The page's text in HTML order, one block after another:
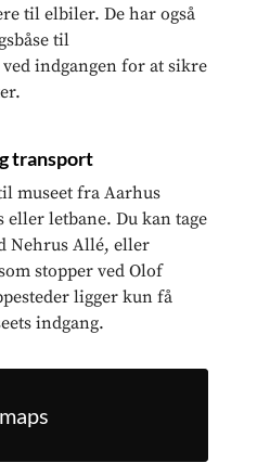
til elbiler. De har også
til
indgangen for at sikre
transport
museet fra Aarhus
eller letbane. Du kan tage
Nehrus Allé, eller
stopper ved Olof
ligger kun få
indgang.